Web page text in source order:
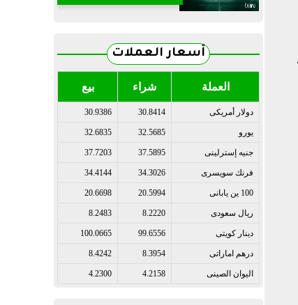
أسعار العملات
العملة شراء بيع
دولار أمريكى 30.8414
30.9386
يورو 32.5685
32.6835
جنيه إسترلينى 37.5895
37.7203
فرنك سويسرى 34.3026
34.4144
100 ين يابانى 20.5994
20.6698
ريال سعودى 8.2220
8.2483
دينار كويتى 99.6556
100.0665
درهم اماراتى 8.3954
8.4242
اليوان الصينى 4.2158
4.2300